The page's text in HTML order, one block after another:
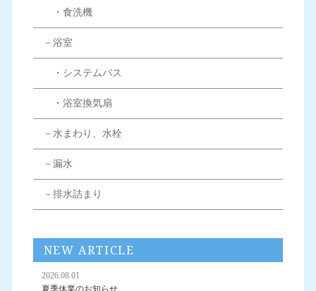
・食洗機
－浴室
・システムバス
・浴室換気扇
－水まわり、水栓
－漏水
－排水詰まり
NEW ARTICLE
2026.08.01
夏季休業のお知らせ